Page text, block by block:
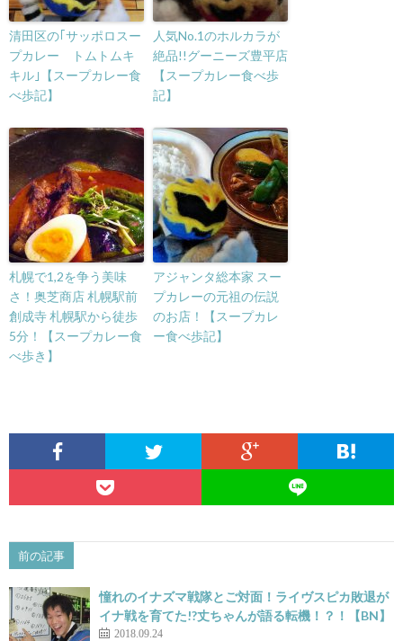
清田区の｢サッポロスー
プカレー トムトムキ
キル｣【スープカレー食
べ歩記】
人気No.1のホルカラが
絶品!!グーニーズ豊平店
【スープカレー食べ歩
記】
札幌で1,2を争う美味
さ！奥芝商店 札幌駅前
創成寺 札幌駅から徒歩
5分！【スープカレー食
べ歩き】
アジャンタ総本家 スー
プカレーの元祖の伝説
のお店！【スープカレ
ー食べ歩記】
前の記事
憧れのイナズマ戦隊とご対面！ライヴスピカ敗退が
イナ戦を育てた!?丈ちゃんが語る転機！？！【BN】
2018.09.24